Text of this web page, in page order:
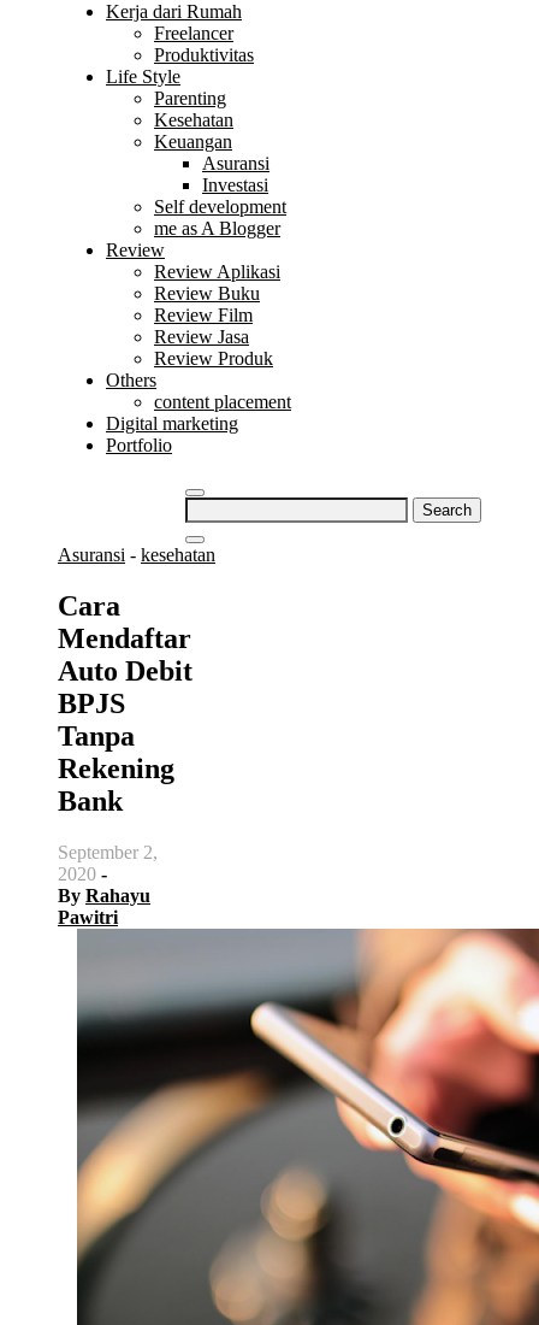
Kerja dari Rumah
Freelancer
Produktivitas
Life Style
Parenting
Kesehatan
Keuangan
Asuransi
Investasi
Self development
me as A Blogger
Review
Review Aplikasi
Review Buku
Review Film
Review Jasa
Review Produk
Others
content placement
Digital marketing
Portfolio
Search
for:
Asuransi - kesehatan
Cara
Mendaftar
Auto Debit
BPJS
Tanpa
Rekening
Bank
September 2,
2020 -
By Rahayu
Pawitri